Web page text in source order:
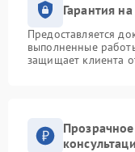
Гарантия
Предоставляется
выполненные
защищает клиента